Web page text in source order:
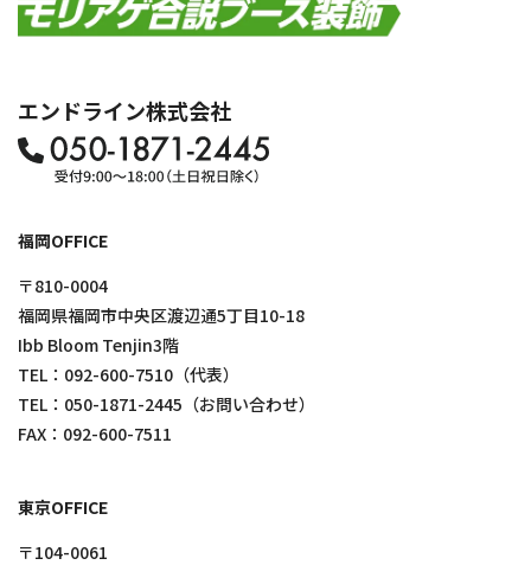
エンドライン株式会社
福岡OFFICE
〒810-0004
福岡県福岡市中央区渡辺通5丁目10-18
Ibb Bloom Tenjin3階
TEL： 092-600-7510 （代表）
TEL： 050-1871-2445 （お問い合わせ）
FAX：092-600-7511
東京OFFICE
〒104-0061